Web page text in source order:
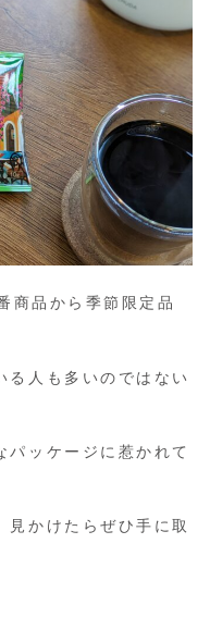
商品から季節限定品
る人も多いのではない
パッケージに惹かれて
見かけたらぜひ手に取